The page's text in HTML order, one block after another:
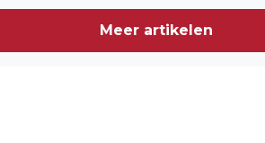
Meer artikelen